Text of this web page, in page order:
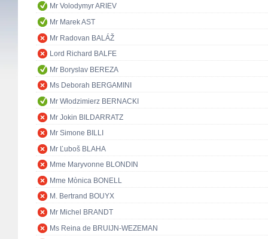
Mr Volodymyr ARIEV
Mr Marek AST
Mr Radovan BALÁŽ
Lord Richard BALFE
Mr Boryslav BEREZA
Ms Deborah BERGAMINI
Mr Włodzimierz BERNACKI
Mr Jokin BILDARRATZ
Mr Simone BILLI
Mr Ľuboš BLAHA
Mme Maryvonne BLONDIN
Mme Mònica BONELL
M. Bertrand BOUYX
Mr Michel BRANDT
Ms Reina de BRUIJN-WEZEMAN